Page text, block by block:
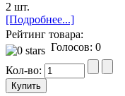
2 шт.
[Подробнее...]
Рейтинг товара:
Голосов: 0
Кол-во: